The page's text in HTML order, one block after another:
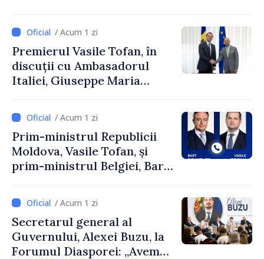
Uygar Mustafa Sertel
/ Acum 1 zi
Premierul Vasile Tofan, în
discuții cu Ambasadorul
Italiei, Giuseppe Maria
/ Acum 1 zi
Prim-ministrul Republicii
Moldova, Vasile Tofan, și
prim-ministrul Belgiei, Bart
despre parcursul european
al Republicii Moldova.
/ Acum 1 zi
Secretarul general al
Guvernului, Alexei Buzu, la
Forumul Diasporei: „Avem